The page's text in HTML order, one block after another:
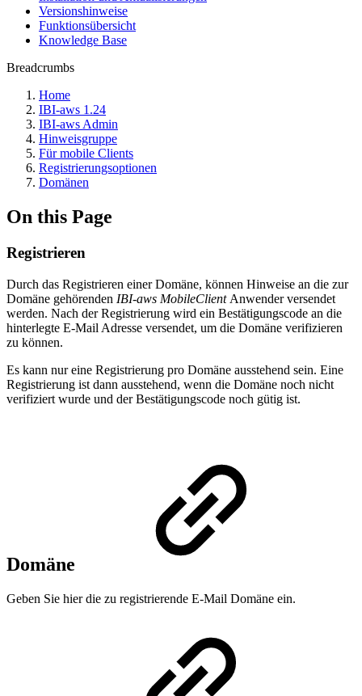
Versionshinweise
Funktionsübersicht
Knowledge Base
Breadcrumbs
Home
IBI-aws 1.24
IBI-aws Admin
Hinweisgruppe
Für mobile Clients
Registrierungsoptionen
Domänen
On this Page
Registrieren
Durch das Registrieren einer Domäne, können Hinweise an die zur
Domäne gehörenden IBI-aws MobileClient Anwender versendet
werden. Nach der Registrierung wird ein Bestätigungscode an die
hinterlegte E-Mail Adresse versendet, um die Domäne verifizieren
zu können.
Es kann nur eine Registrierung pro Domäne ausstehend sein. Eine
Registrierung ist dann ausstehend, wenn die Domäne noch nicht
verifiziert wurde und der Bestätigungscode noch gütig ist.
Domäne
Geben Sie hier die zu registrierende E-Mail Domäne ein.